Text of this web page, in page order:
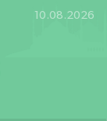
10.08.2026